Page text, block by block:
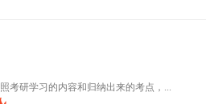
考研学习的内容和归纳出来的考点，...